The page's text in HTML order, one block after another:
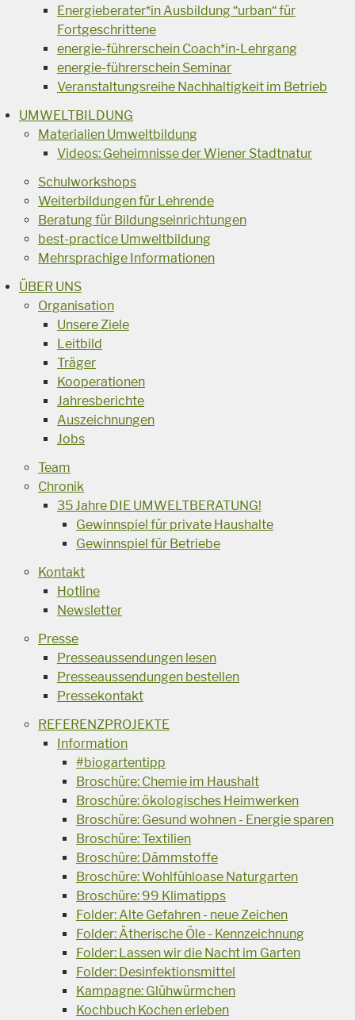
Energieberater*in Ausbildung “urban“ für
Fortgeschrittene
energie-führerschein Coach*in-Lehrgang
energie-führerschein Seminar
Veranstaltungsreihe Nachhaltigkeit im Betrieb
UMWELTBILDUNG
Materialien Umweltbildung
Videos: Geheimnisse der Wiener Stadtnatur
Schulworkshops
Weiterbildungen für Lehrende
Beratung für Bildungseinrichtungen
best-practice Umweltbildung
Mehrsprachige Informationen
ÜBER UNS
Organisation
Unsere Ziele
Leitbild
Träger
Kooperationen
Jahresberichte
Auszeichnungen
Jobs
Team
Chronik
35 Jahre DIE UMWELTBERATUNG!
Gewinnspiel für private Haushalte
Gewinnspiel für Betriebe
Kontakt
Hotline
Newsletter
Presse
Presseaussendungen lesen
Presseaussendungen bestellen
Pressekontakt
REFERENZPROJEKTE
Information
#biogartentipp
Broschüre: Chemie im Haushalt
Broschüre: ökologisches Heimwerken
Broschüre: Gesund wohnen - Energie sparen
Broschüre: Textilien
Broschüre: Dämmstoffe
Broschüre: Wohlfühloase Naturgarten
Broschüre: 99 Klimatipps
Folder: Alte Gefahren - neue Zeichen
Folder: Ätherische Öle - Kennzeichnung
Folder: Lassen wir die Nacht im Garten
Folder: Desinfektionsmittel
Kampagne: Glühwürmchen
Kochbuch Kochen erleben